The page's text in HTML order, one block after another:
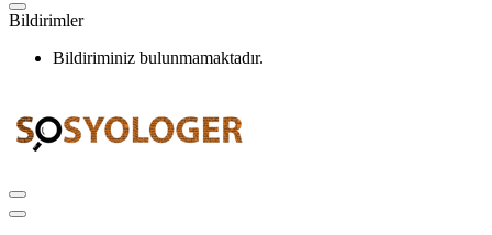
Bildirimler
Bildiriminiz bulunmamaktadır.